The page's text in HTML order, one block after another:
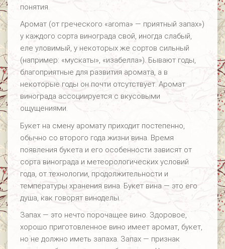
понятия.
Аромат (от греческого «aroma» — приятный запах»)
у каждого сорта винограда свой, иногда слабый,
еле уловимый, у некоторых же сортов сильный
(например: «мускаты», «изабелла»). Бывают годы,
благоприятные для развития аромата, а в
некоторые годы он почти отсутствует. Аромат
винограда ассоциируется с вкусовыми
ощущениями.
Букет на смену аромату приходит постепенно,
обычно со второго года жизни вина. Время
появления букета и его особенности зависят от
сорта винограда и метеорологических условий
года, от технологии, продолжительности и
температуры хранения вина. Букет вина — это его
душа, как говорят виноделы…
Запах — это нечто порочащее вино. Здоровое,
хорошо приготовленное вино имеет аромат, букет,
но не должно иметь запаха. Запах — признак